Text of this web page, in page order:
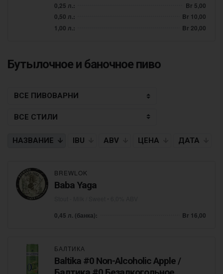
0,25 л.:
Br 5,00
0,50 л.:
Br 10,00
1,00 л.:
Br 20,00
Бутылочное и баночное пиво
НАЗВАНИЕ IBU ABV ЦЕНА ДАТА
BREWLOK
Baba Yaga
0,45 л. (банка): Br 16,00
БАЛТИКА
Baltika #0 Non-Alcoholic Apple /